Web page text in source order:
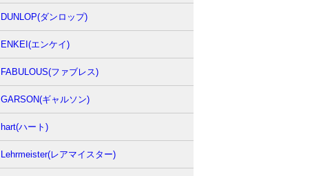
DUNLOP(ダンロップ)
ENKEI(エンケイ)
FABULOUS(ファブレス)
GARSON(ギャルソン)
hart(ハート)
Lehrmeister(レアマイスター)